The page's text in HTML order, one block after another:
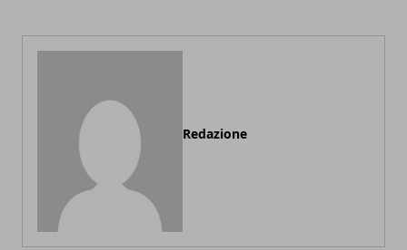
Redazione